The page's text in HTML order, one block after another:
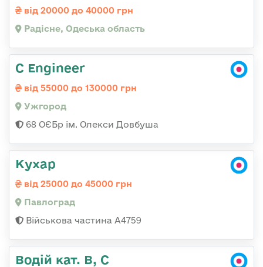
від 20000 до 40000 грн
Радісне, Одеська область
C Engineer
від 55000 до 130000 грн
Ужгород
68 ОЄБр ім. Олекси Довбуша
Кухар
від 25000 до 45000 грн
Павлоград
Військова частина А4759
Водій кат. В, С